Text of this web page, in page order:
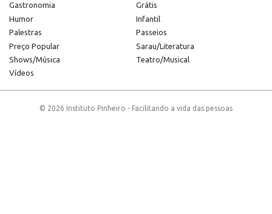
Gastronomia
Grátis
Humor
Infantil
Palestras
Passeios
Preço Popular
Sarau/Literatura
Shows/Música
Teatro/Musical
Vídeos
© 2026 Instituto Pinheiro - Facilitando a vida das pessoas